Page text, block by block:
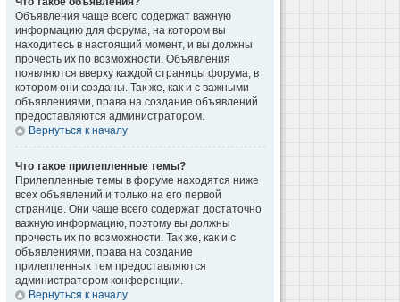
Объявления чаще всего содержат важную
информацию для форума, на котором вы
находитесь в настоящий момент, и вы должны
прочесть их по возможности. Объявления
появляются вверху каждой страницы форума, в
котором они созданы. Так же, как и с важными
объявлениями, права на создание объявлений
предоставляются администратором.
Вернуться к началу
Что такое прилепленные темы?
Прилепленные темы в форуме находятся ниже
всех объявлений и только на его первой
странице. Они чаще всего содержат достаточно
важную информацию, поэтому вы должны
прочесть их по возможности. Так же, как и с
объявлениями, права на создание
прилепленных тем предоставляются
администратором конференции.
Вернуться к началу